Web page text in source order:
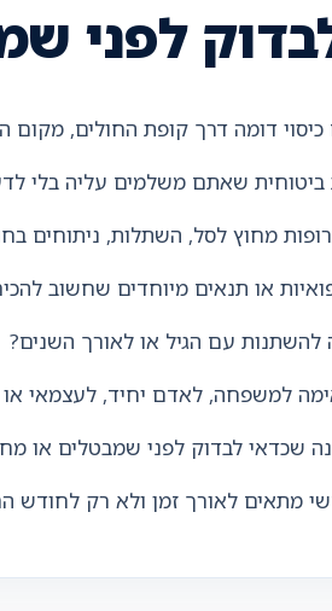
לפני
דומה דרך קופת החולים, מקום
ביטוחית שאתם משלמים עליה בלי
מחוץ לסל, השתלות, ניתוחים
או תנאים מיוחדים שחשוב
להשתנות עם הגיל או לאורך השנים?
למשפחה, לאדם יחיד, לעצמאי או
שכדאי לבדוק לפני שמבטלים או
מתאים לאורך זמן ולא רק לחודש